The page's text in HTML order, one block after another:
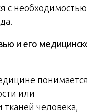
с необходимостью
и его
или
человека,